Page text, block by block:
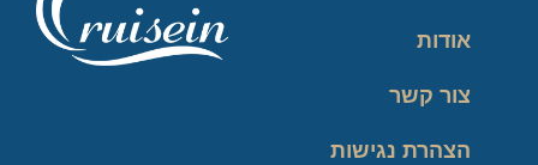
אודות
צור קשר
הצהרת נגישות